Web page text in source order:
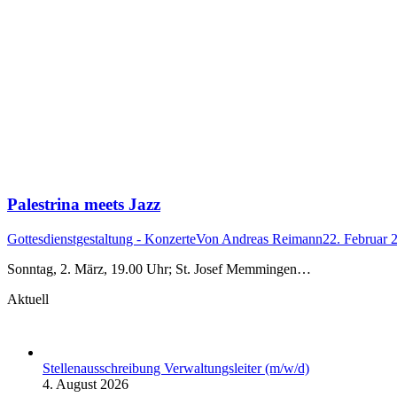
Palestrina meets Jazz
Gottesdienstgestaltung - KonzerteVon Andreas Reimann22. Februar
Sonntag, 2. März, 19.00 Uhr; St. Josef Memmingen…
Aktuell
Stellenausschreibung Verwaltungsleiter (m/w/d)
4. August 2026